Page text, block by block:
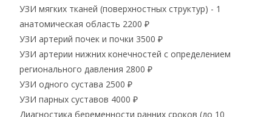
УЗИ мягких тканей (поверхностных структур) - 1
анатомическая область 2200 ₽
УЗИ артерий почек и почки 3500 ₽
УЗИ артерии нижних конечностей с определением
регионального давления 2800 ₽
УЗИ одного сустава 2500 ₽
УЗИ парных суставов 4000 ₽
Диагностика беременности ранних сроков (до 10